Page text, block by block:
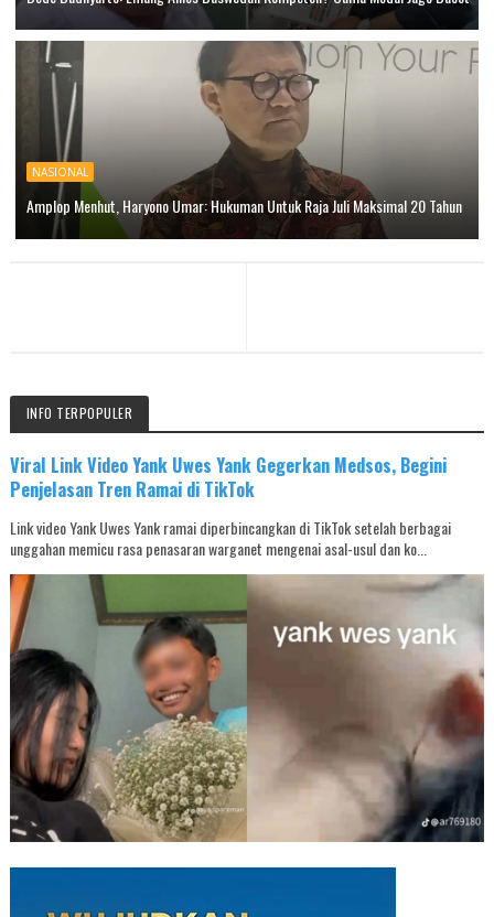
NASIONAL
Amplop Menhut, Haryono Umar: Hukuman Untuk Raja Juli Maksimal 20 Tahun
INFO TERPOPULER
Viral Link Video Yank Uwes Yank Gegerkan Medsos, Begini
Penjelasan Tren Ramai di TikTok
Link video Yank Uwes Yank ramai diperbincangkan di TikTok setelah berbagai
unggahan memicu rasa penasaran warganet mengenai asal-usul dan ko...